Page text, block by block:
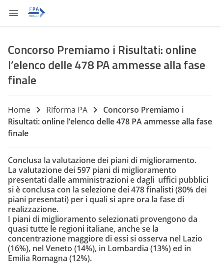
Concorso Premiamo i Risultati: online
l’elenco delle 478 PA ammesse alla fase
finale
Home Riforma PA
Concorso Premiamo i
Risultati: online l’elenco delle 478 PA ammesse alla fase
finale
Conclusa la valutazione dei piani di miglioramento.
La valutazione dei 597 piani di miglioramento
presentati dalle amministrazioni e dagli uffici pubblici
si è conclusa con la selezione dei 478 finalisti (80% dei
piani presentati) per i quali si apre ora la fase di
realizzazione.
I piani di miglioramento selezionati provengono da
quasi tutte le regioni italiane, anche se la
concentrazione maggiore di essi si osserva nel Lazio
(16%), nel Veneto (14%), in Lombardia (13%) ed in
Emilia Romagna (12%).